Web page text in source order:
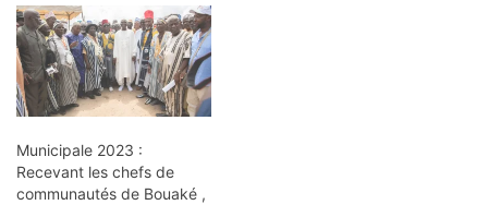
Municipale 2023 :
Recevant les chefs de
communautés de Bouaké ,